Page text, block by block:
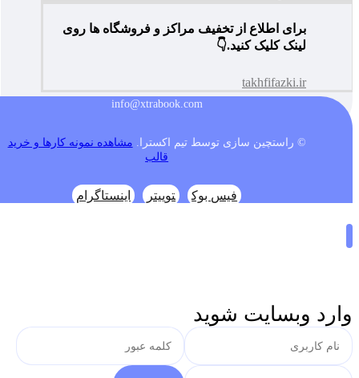
برای اطلاع از تخفیف مراکز و فروشگاه ها روی
لینک کلیک کنید.👇
takhfifazki.ir
info@xtrabook.com
© راستچین سازی توسط تیم اکسترا. مشاهده نمونه کارها و خرید
قالب
فیس بوک توییتر اینستاگرام
وارد وبسایت شوید